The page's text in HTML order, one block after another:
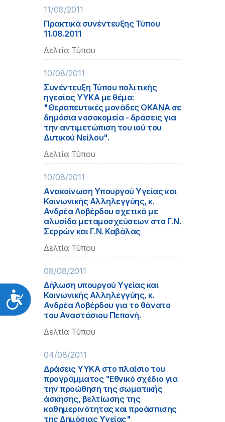
Προσιτότητα
11/08/2011
Πρακτικά συνέντευξης Τύπου
11.08.2011
Δελτία Τύπου
10/08/2011
Συνέντευξη Τύπου πολιτικής
ηγεσίας ΥΥΚΑ με θέμα:
"Θεραπευτικές μονάδες ΟΚΑΝΑ σε
δημόσια νοσοκομεία - δράσεις για
την αντιμετώπιση του ιού του
Δυτικού Νείλου".
Δελτία Τύπου
10/08/2011
Aνακοίνωση Υπουργού Υγείας και
Κοινωνικής Αλληλεγγύης, κ.
Ανδρέα Λοβέρδου σχετικά με
αλυσίδα μεταμοσχεύσεων στο Γ.Ν.
Σερρών και Γ.Ν. Καβάλας
Δελτία Τύπου
08/08/2011
Δήλωση υπουργού Υγείας και
Κοινωνικής Αλληλεγγύης, κ.
Ανδρέα Λοβέρδου για το θάνατο
του Αναστάσιου Πεπονή.
Δελτία Τύπου
04/08/2011
Δράσεις ΥΥΚΑ στο πλαίσιο του
προγράμματος "Εθνικό σχέδιο για
την προώθηση της σωματικής
άσκησης, βελτίωσης της
καθημερινότητας και προάσπισης
της Δημόσιας Υγείας"